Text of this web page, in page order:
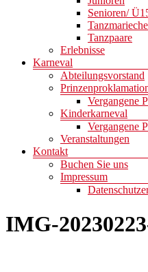
Senioren/
Tanzpaare
Erlebnisse
Karneval
Abteilungsvorstand
Vergangene
Kinderkarneval
Vergangene
Veranstaltungen
Kontakt
Buchen Sie uns
Impressum
IMG-